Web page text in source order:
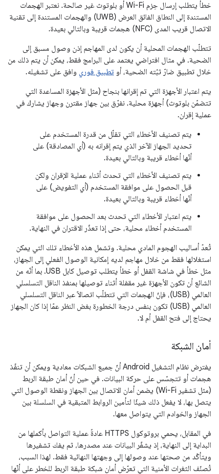
خطأ يتطلب إرسال حِزم Wi-Fi أو بلوتوث غير صالحة. نعتبر الهجمات
المستندة إلى النطاق الفائق العرض (UWB) والهجمات المستندة إلى تقنية
الاتصال قريب المدى (NFC) هجمات قريبة وبالتالي بعيدة.
تتطلّب الهجمات المحلية أن يكون لدى المهاجم إذن وصول مسبق إلى
الضحية. في مثال افتراضي يعتمد على البرامج فقط، يمكن أن يتم ذلك من
خلال تطبيق ضارّ ثبّته الضحية، أو تطبيق فوري وافق على تشغيله.
يتم اعتبار الأجهزة التي تم إقرانها بنجاح (مثل الأجهزة المساعدة التي
تتضمّن بلوتوث) أجهزة محلية. نفرّق بين جهاز مقترن وجهاز يشارك في
عملية إقران.
يتم تصنيف الأخطاء التي تقلّل من قدرة المستخدم على
تحديد الجهاز الآخر الذي يتم إقرانه به (أي المصادقة) على
أنّها أخطاء قريبة وبالتالي بعيدة.
يتم تصنيف الأخطاء التي تحدث أثناء عملية الإقران ولكن
قبل الحصول على موافقة المستخدم (أي التفويض) على
أنّها أخطاء قريبة وبالتالي بعيدة.
يتم اعتبار الأخطاء التي تحدث بعد الحصول على موافقة
المستخدم أخطاء محلية، حتى إذا تعذّر الاقتران في النهاية.
تُعدّ أساليب الهجوم المادي محلية. وتشمل هذه الأخطاء تلك التي يمكن
استغلالها فقط من خلال مهاجم لديه إمكانية الوصول الفعلي إلى الجهاز،
مثل خطأ في شاشة القفل أو خطأ يتطلب توصيل كابل USB. بما أنّه من
الشائع أن تكون الأجهزة غير مقفلة أثناء توصيلها بمنفذ الناقل التسلسلي
العالمي (USB)، فإنّ الهجمات التي تتطلّب اتصالاً عبر الناقل التسلسلي
العالمي (USB) تكون بنفس درجة الخطورة بغض النظر عمّا إذا كان الجهاز
يحتاج إلى فتح القفل أم لا.
أمان الشبكة
يفترض نظام التشغيل Android أنّ جميع الشبكات معادية ويمكن أن تنفّذ
هجمات أو تتجسّس على حركة البيانات. في حين أنّ أمان طبقة الربط
(مثل تشفير Wi-Fi) يضمن أمان الاتصال بين الجهاز ونقطة الوصول التي
يتصل بها، لا يفعل ذلك شيئًا لتأمين الروابط المتبقية في السلسلة بين
الجهاز والخوادم التي يتواصل معها.
في المقابل، يحمي بروتوكول HTTPS عادةً عملية التواصل بأكملها من
البداية إلى النهاية، إذ يشفّر البيانات عند مصدرها، ثم يفك تشفيرها
ويتأكّد من صحتها عند وصولها إلى وجهتها النهائية فقط. لهذا السبب،
تُصنّف الثغرات الأمنية التي تعرّض أمان شبكة طبقة الربط للخطر على أنّها